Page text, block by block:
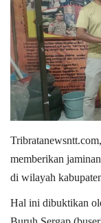
Giat Ops
Link Polda NTT
memberikan
di wilayah
Hal ini dibuktikan